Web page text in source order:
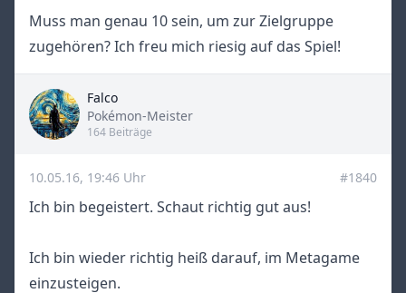
Muss man genau 10 sein, um zur Zielgruppe
zugehören? Ich freu mich riesig auf das Spiel!
Falco
Title
Pokémon-Meister
164 Beiträge
10.05.16, 19:46 Uhr #1840
Ich bin begeistert. Schaut richtig gut aus!
Ich bin wieder richtig heiß darauf, im Metagame
einzusteigen.